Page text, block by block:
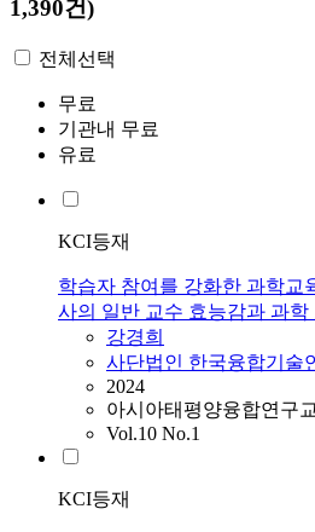
1,390건)
전체선택
무료
기관내 무료
유료
KCI등재
학습자 참여를 강화한 과학교
사의 일반 교수 효능감과 과학
강경희
사단법인 한국융합기술
2024
아시아태평양융합연구
Vol.10 No.1
KCI등재